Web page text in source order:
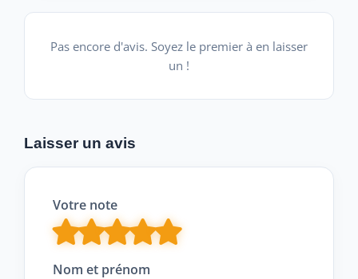
Pas encore d'avis. Soyez le premier à en laisser
un !
Laisser un avis
Votre note
Nom et prénom